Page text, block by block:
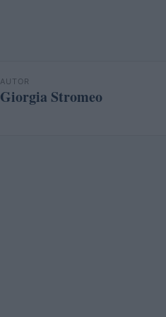
AUTOR
Giorgia Stromeo